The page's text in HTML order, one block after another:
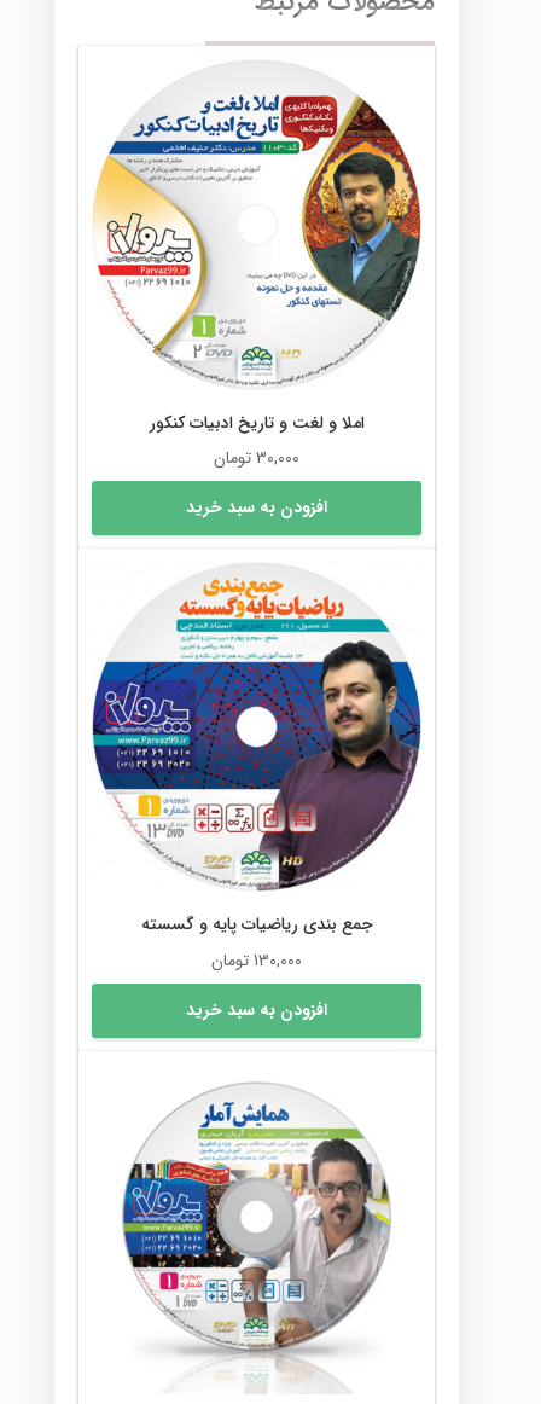
املا و لغت و تاریخ ادبیات کنکور
30,000تومان
افزودن به سبد خرید
جمع بندی ریاضیات پایه و گسسته
130,000تومان
افزودن به سبد خرید